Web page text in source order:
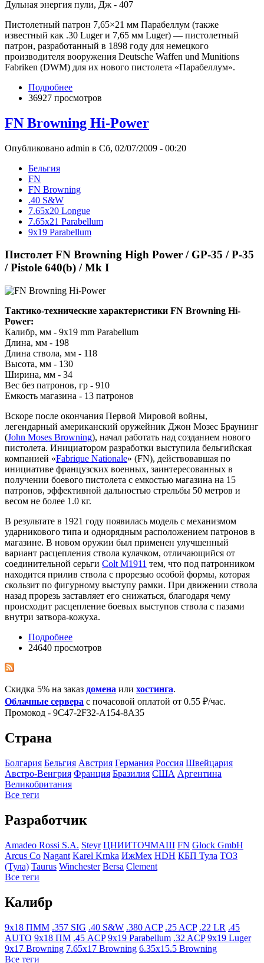
Дульная энергия пули, Дж - 407
Пистолетный патрон 7,65×21 мм Парабеллум (также
известный как .30 Luger и 7,65 мм Luger) — пистолетный
патрон, разработанный в 1898 году для немецкого
производителя вооружения Deutsche Waffen und Munitions
Fabriken (DWM) для их нового пистолета «Парабеллум».
Подробнее
36927 просмотров
FN Browning Hi-Power
Опубликовано admin в Сб, 02/07/2009 - 00:20
Бельгия
FN
FN Browning
.40 S&W
7.65x20 Longue
7.65x21 Parabellum
9x19 Parabellum
Пистолет FN Browning High Power / GP-35 / P-35
/ Pistole 640(b) / Mk I
Тактико-технические характеристики FN Browning Hi-
Power:
Калибр, мм - 9x19 mm Parabellum
Длина, мм - 198
Длина ствола, мм - 118
Высота, мм - 130
Ширина, мм - 34
Вес без патронов, гр - 910
Емкость магазина - 13 патронов
Вскоре после окончания Первой Мировой войны,
легендарный американский оружейник Джон Мозес Браунинг
(John Moses Browning), начал работать над созданием нового
пистолета. Инициатором разработки выступила бельгийская
компанией «Fabrique Nationale» (FN), действовавшая по
инициативе французских военных, заинтересованных в
получении боевого пистолета с емкостью магазина на 15
патронов, эффективной дальностью стрельбы 50 метров и
весом не более 1.0 кг.
В результате в 1921 году появилась модель с механизмом
ударникового типа и однорядным расположением патронов в
магазине. В новом оружии был применен улучшенный
вариант расцепления ствола кулачком, отличающийся от
соединительной серьги Colt М1911 тем, что под патронником
находится прилив ствола с прорезью особой формы, которая
скользит по фигурному выступу рамки. При движении ствола
назад прорезь заставляет его снижаться, благодаря чему
происходит расцепление боевых выступов ствола с пазами
внутри затвора-кожуха.
Подробнее
24640 просмотров
Скидка 5% на заказ домена или хостинга.
Облачные сервера с почасовой оплатой от 0.55 ₽/час.
Промокод - 9C47-2F32-A154-8A35
Страна
Болгария Бельгия Австрия Германия Росcия Швейцария
Австро-Венгрия Франция Бразилия США Аргентина
Великобритания
Все теги
Разработчик
Amadeo Rossi S.A. Steyr ЦНИИТОЧМАШ FN Glock GmbH
Arcus Co Nagant Karel Krnka ИжМех HDH КБП Тула ТОЗ
(Тула) Taurus Winchester Bersa Clement
Все теги
Калибр
9x18 ПММ .357 SIG .40 S&W .380 ACP .25 ACP .22 LR .45
AUTO 9x18 ПМ .45 ACP 9x19 Parabellum .32 ACP 9x19 Luger
9x17 Browning 7.65x17 Browning 6.35x15.5 Browning
Все теги